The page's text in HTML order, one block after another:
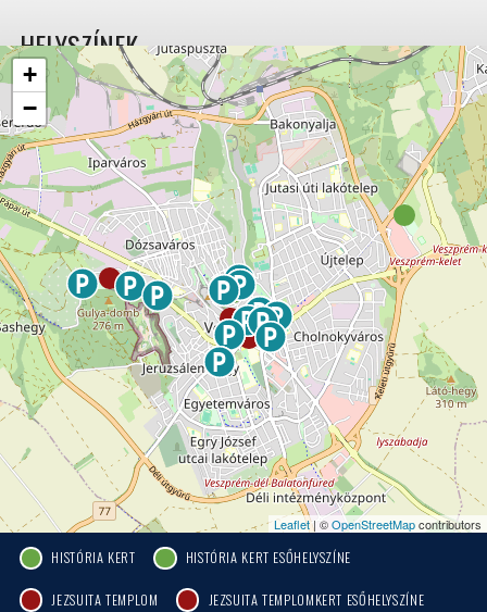
+
−
Leaflet| ©OpenStreetMapcontributors
HELYSZÍNEK
HISTÓRIA KERT HISTÓRIA KERT ESŐHELYSZÍNE
JEZSUITA TEMPLOM JEZSUITA TEMPLOMKERT ESŐHELYSZÍNE